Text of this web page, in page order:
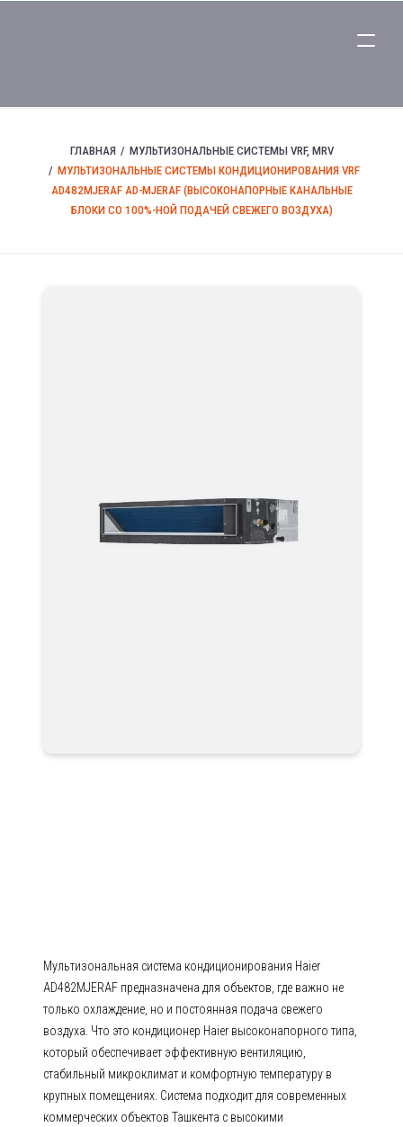
ГЛАВНАЯ
МУЛЬТИЗОНАЛЬНЫЕ СИСТЕМЫ VRF, MRV
МУЛЬТИЗОНАЛЬНЫЕ СИСТЕМЫ КОНДИЦИОНИРОВАНИЯ VRF
AD482MJERAF AD-MJERAF (ВЫСОКОНАПОРНЫЕ КАНАЛЬНЫЕ
БЛОКИ СО 100%-НОЙ ПОДАЧЕЙ СВЕЖЕГО ВОЗДУХА)
Мультизональная система кондиционирования Haier
AD482MJERAF предназначена для объектов, где важно не
только охлаждение, но и постоянная подача свежего
воздуха. Что это кондиционер Haier высоконапорного типа,
который обеспечивает эффективную вентиляцию,
стабильный микроклимат и комфортную температуру в
крупных помещениях. Система подходит для современных
коммерческих объектов Ташкента с высокими